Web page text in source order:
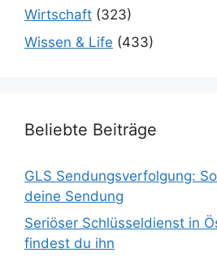
Wirtschaft (323)
Wissen & Life (433)
Beliebte Beiträge
GLS Sendungsverfolgung:
deine Sendung
Seriöser Schlüsseldienst in
findest du ihn